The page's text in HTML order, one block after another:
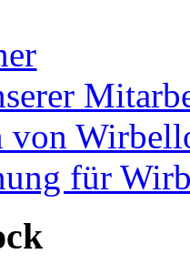
von
für